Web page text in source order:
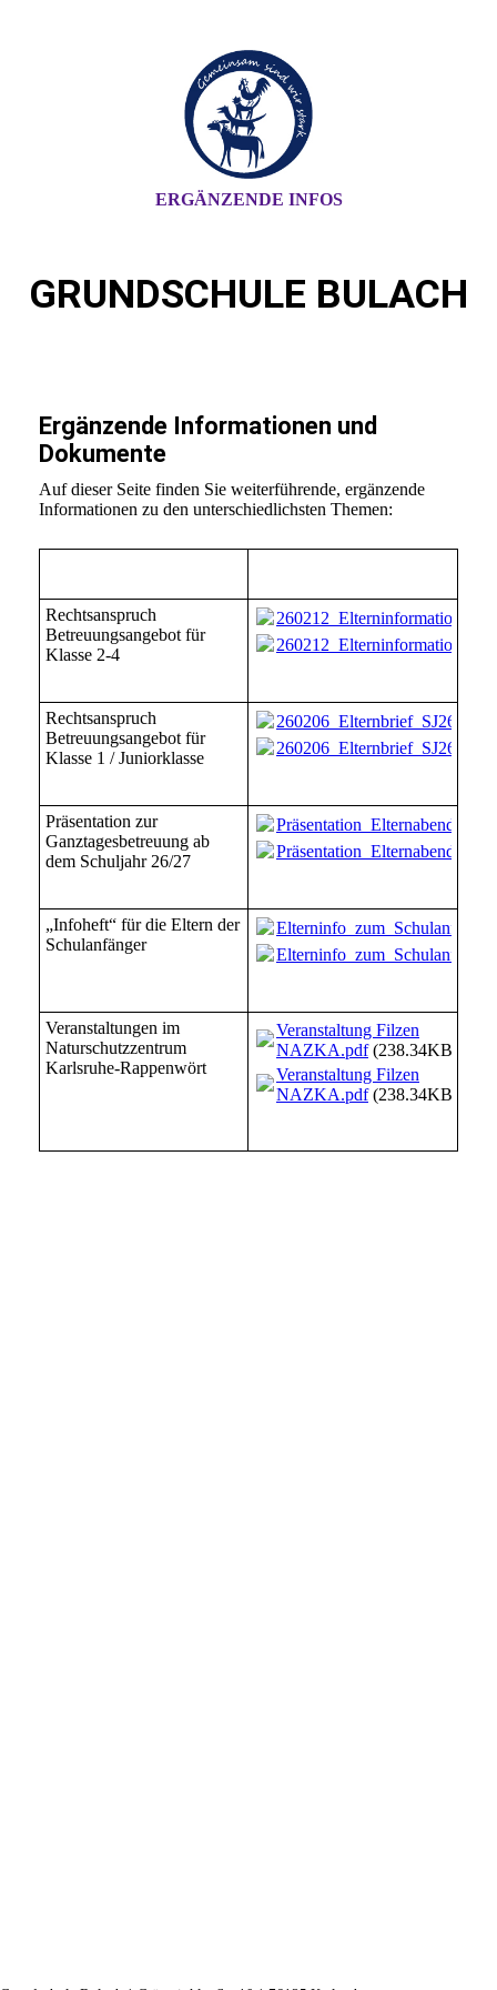
ERGÄNZENDE INFOS
GRUNDSCHULE BULACH
Ergänzende Informationen und
Dokumente
Auf dieser Seite finden Sie weiterführende, ergänzende
Informationen zu den unterschiedlichsten Themen:
Rechtsanspruch
Betreuungsangebot für
Klasse 2-4
260212_Elterninformation_2.-
260212_Elterninformation_2.-
Rechtsanspruch
Betreuungsangebot für
Klasse 1 / Juniorklasse
Präsentation zur
Ganztagesbetreuung ab
dem Schuljahr 26/27
„Infoheft“ für die Eltern der
Schulanfänger
Veranstaltungen im
Naturschutzzentrum
Karlsruhe-Rappenwört
Veranstaltung Filzen
NAZKA.pdf(238.34KB)
Veranstaltung Filzen
NAZKA.pdf(238.34KB)